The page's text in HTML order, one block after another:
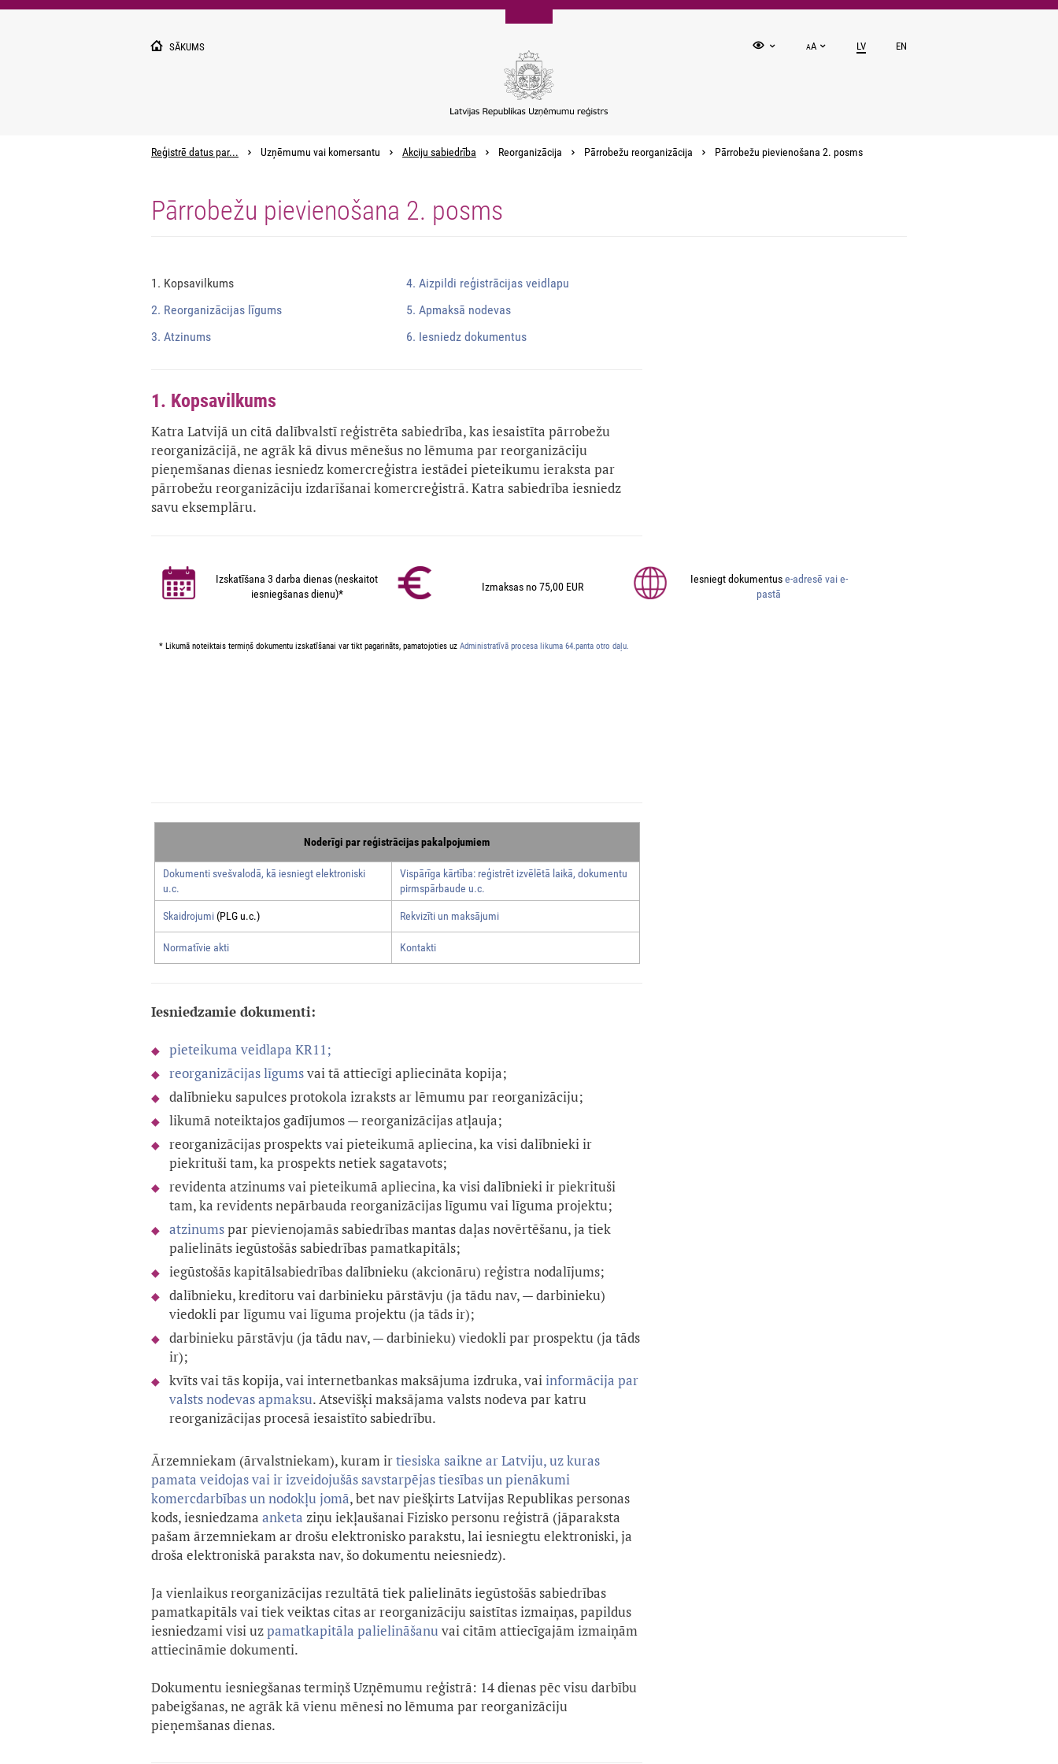
Pārlekt
SĀKUMS AA LV EN
Reģistrē datus par... Uzņēmumu vai komersantu Akciju sabiedrība Reorganizācija Pārrobežu reorganizācija Pārrobežu pievienošana 2. posms
Pārrobežu pievienošana 2. posms
1. Kopsavilkums
2. Reorganizācijas līgums
3. Atzinums
4. Aizpildi reģistrācijas veidlapu
5. Apmaksā nodevas
6. Iesniedz dokumentus
1. Kopsavilkums
Katra Latvijā un citā dalībvalstī reģistrēta sabiedrība, kas iesaistīta pārrobežu
reorganizācijā, ne agrāk kā divus mēnešus no lēmuma par reorganizāciju
pieņemšanas dienas iesniedz komercreģistra iestādei pieteikumu ieraksta par
pārrobežu reorganizāciju izdarīšanai komercreģistrā. Katra sabiedrība iesniedz
savu eksemplāru.
Izskatīšana 3 darba dienas (neskaitot
iesniegšanas dienu)*
Izmaksas no 75,00 EUR
Iesniegt dokumentuse-adresē vai e-
pastā
* Likumā noteiktais termiņš dokumentu izskatīšanai var tikt pagarināts, pamatojoties uz Administratīvā procesa likuma 64.panta otro daļu.
Noderīgi par reģistrācijas pakalpojumiem
Dokumenti svešvalodā, kā iesniegt elektroniski
u.c.
Vispārīga kārtība: reģistrēt izvēlētā laikā, dokumentu
pirmspārbaude u.c.
Skaidrojumi(PLG u.c.) Rekvizīti un maksājumi
Normatīvie akti Kontakti
Iesniedzamie dokumenti:
pieteikuma veidlapa KR11;
reorganizācijas līgumsvai tā attiecīgi apliecināta kopija;
dalībnieku sapulces protokola izraksts ar lēmumu par reorganizāciju;
likumā noteiktajos gadījumos — reorganizācijas atļauja;
reorganizācijas prospekts vai pieteikumā apliecina, ka visi dalībnieki ir
piekrituši tam, ka prospekts netiek sagatavots;
revidenta atzinums vai pieteikumā apliecina, ka visi dalībnieki ir piekrituši
tam, ka revidents nepārbauda reorganizācijas līgumu vai līguma projektu;
atzinumspar pievienojamās sabiedrības mantas daļas novērtēšanu, ja tiek
palielināts iegūstošās sabiedrības pamatkapitāls;
iegūstošās kapitālsabiedrības dalībnieku (akcionāru) reģistra nodalījums;
dalībnieku, kreditoru vai darbinieku pārstāvju (ja tādu nav, — darbinieku)
viedokli par līgumu vai līguma projektu (ja tāds ir);
darbinieku pārstāvju (ja tādu nav, — darbinieku) viedokli par prospektu (ja tāds
ir);
kvīts vai tās kopija, vai internetbankas maksājuma izdruka, vaiinformācija par
valsts nodevas apmaksu. Atsevišķi maksājama valsts nodeva par katru
reorganizācijas procesā iesaistīto sabiedrību.
Ārzemniekam (ārvalstniekam), kuram irtiesiska saikne ar Latviju, uz kuras
pamata veidojas vai ir izveidojušās savstarpējas tiesības un pienākumi
komercdarbības un nodokļu jomā, bet nav piešķirts Latvijas Republikas personas
kods, iesniedzama anketa ziņu iekļaušanai Fizisko personu reģistrā (jāparaksta
pašam ārzemniekam ar drošu elektronisko parakstu, lai iesniegtu elektroniski, ja
droša elektroniskā paraksta nav, šo dokumentu neiesniedz).
Ja vienlaikus reorganizācijas rezultātā tiek palielināts iegūstošās sabiedrības
pamatkapitāls vai tiek veiktas citas ar reorganizāciju saistītas izmaiņas, papildus
iesniedzami visi uzpamatkapitāla palielināšanu vai citām attiecīgajām izmaiņām
attiecināmie dokumenti.
Dokumentu iesniegšanas termiņš Uzņēmumu reģistrā: 14 dienas pēc visu darbību
pabeigšanas, ne agrāk kā vienu mēnesi no lēmuma par reorganizāciju
pieņemšanas dienas.